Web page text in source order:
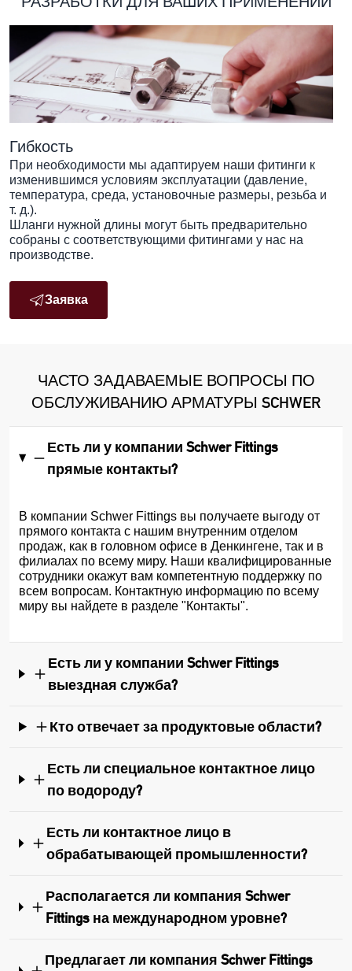
Гибкость
При необходимости мы адаптируем наши фитинги к
изменившимся условиям эксплуатации (давление,
температура, среда, установочные размеры, резьба и
т. д.).
Шланги нужной длины могут быть предварительно
собраны с соответствующими фитингами у нас на
производстве.
Заявка
ЧАСТО ЗАДАВАЕМЫЕ ВОПРОСЫ ПО
ОБСЛУЖИВАНИЮ АРМАТУРЫ SCHWER
Есть ли у компании Schwer Fittings
прямые контакты?
В компании Schwer Fittings вы получаете выгоду от
прямого контакта с нашим внутренним отделом
продаж, как в головном офисе в Денкингене, так и в
филиалах по всему миру. Наши квалифицированные
сотрудники окажут вам компетентную поддержку по
всем вопросам. Контактную информацию по всему
миру вы найдете в разделе "Контакты".
Есть ли у компании Schwer Fittings
выездная служба?
Кто отвечает за продуктовые области?
Есть ли специальное контактное лицо
по водороду?
Есть ли контактное лицо в
обрабатывающей промышленности?
Располагается ли компания Schwer
Fittings на международном уровне?
Предлагает ли компания Schwer Fittings